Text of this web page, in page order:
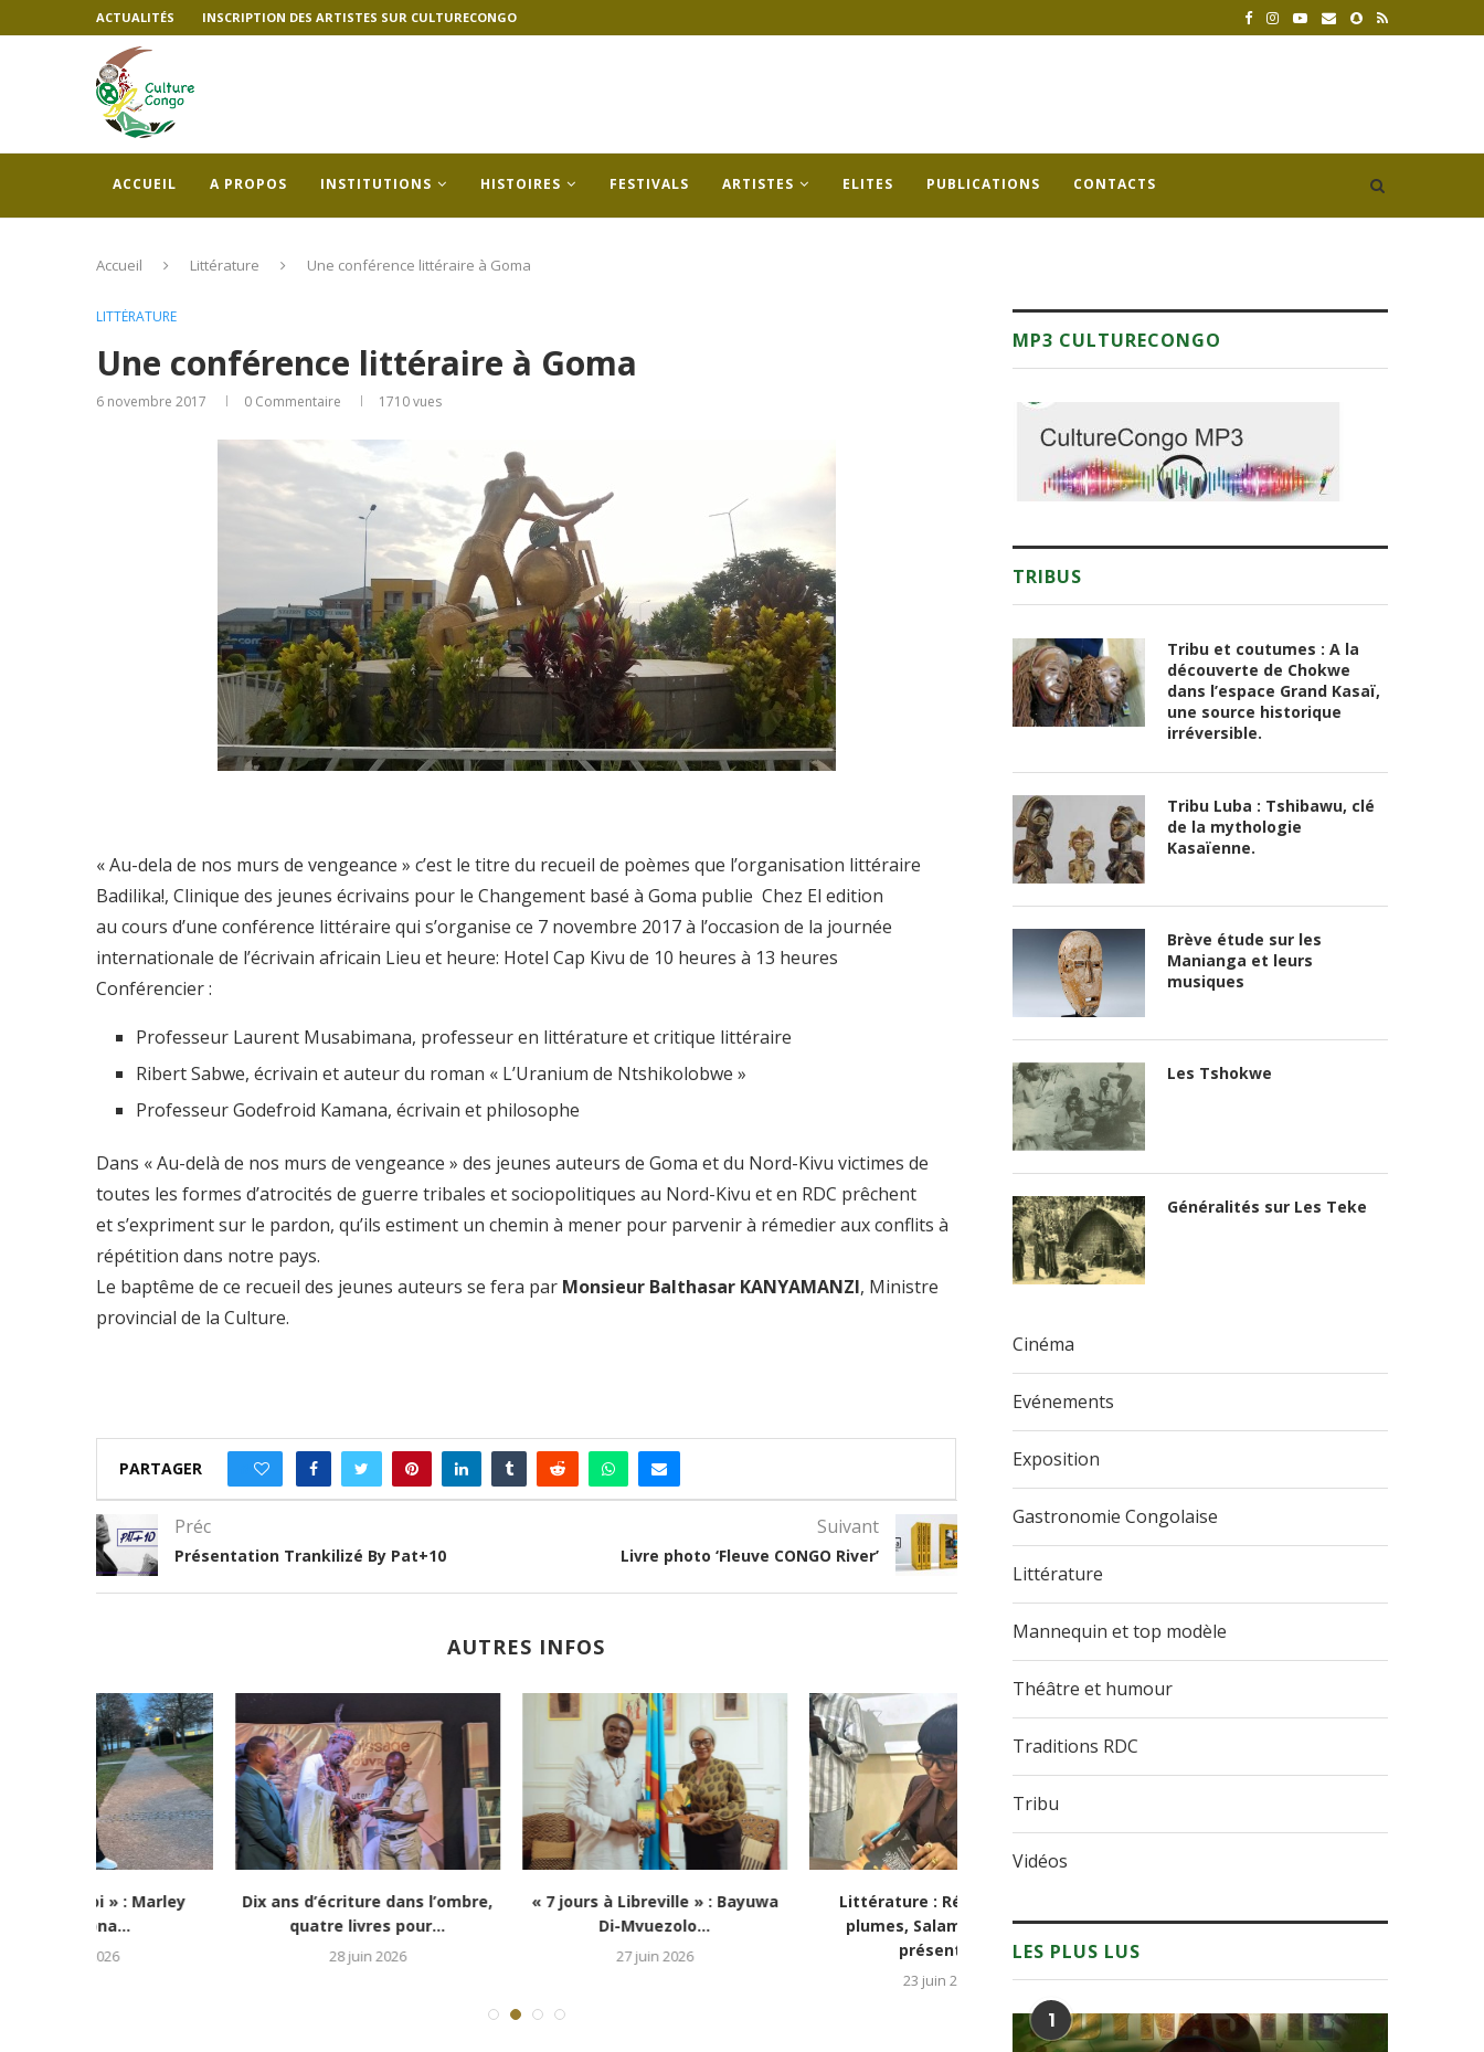
ACTUALITÉS INSCRIPTION DES ARTISTES SUR CULTURECONGO
ACCUEIL A PROPOS INSTITUTIONS HISTOIRES FESTIVALS ARTISTES ELITES PUBLICATIONS CONTACTS
Accueil Littérature Une conférence littéraire à Goma
LITTÉRATURE
Une conférence littéraire à Goma
6 novembre 2017 0 Commentaire 1710vues
« Au-dela de nos murs de vengeance » c’est le titre du recueil de poèmes que l’organisation littéraire
Badilika!, Clinique des jeunes écrivains pour le Changement basé à Goma publie Chez El edition
au cours d’une conférence littéraire qui s’organise ce 7 novembre 2017 à l’occasion de la journée
internationale de l’écrivain africain Lieu et heure: Hotel Cap Kivu de 10 heures à 13 heures
Conférencier :
Professeur Laurent Musabimana, professeur en littérature et critique littéraire
Ribert Sabwe, écrivain et auteur du roman « L’Uranium de Ntshikolobwe »
Professeur Godefroid Kamana, écrivain et philosophe
Dans « Au-delà de nos murs de vengeance » des jeunes auteurs de Goma et du Nord-Kivu victimes de
toutes les formes d’atrocités de guerre tribales et sociopolitiques au Nord-Kivu et en RDC prêchent
et s’expriment sur le pardon, qu’ils estiment un chemin à mener pour parvenir à rémedier aux conflits à
répétition dans notre pays.
Le baptême de ce recueil des jeunes auteurs se fera par Monsieur Balthasar KANYAMANZI, Ministre
provincial de la Culture.
PARTAGER
Préc
Présentation Trankilizé By Pat+10
Suivant
Livre photo ‘Fleuve CONGO River’
AUTRES INFOS
Dix ans d’écriture dans l’ombre,
quatre livres pour...
« 7 jours à Libreville » : Bayuwa
Littérature : Résilience et
plumes, Salama Bybyley
et renaissance, Bénédicte...
14 juin 2026
Gombo, nommé...
MP3 CULTURECONGO
TRIBUS
Tribu et coutumes : A la
découverte de Chokwe
dans l’espace Grand Kasaï,
une source historique
irréversible.
Tribu Luba : Tshibawu, clé
de la mythologie
Kasaïenne.
Brève étude sur les
Manianga et leurs
musiques
Les Tshokwe
Généralités sur Les Teke
Cinéma
Evénements
Exposition
Gastronomie Congolaise
Littérature
Mannequin et top modèle
Théâtre et humour
Traditions RDC
Tribu
Vidéos
LES PLUS LUS
1